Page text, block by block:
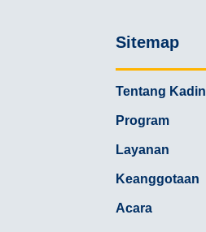
Sitemap
Tentang Kadin
Program
Layanan
Keanggotaan
Acara